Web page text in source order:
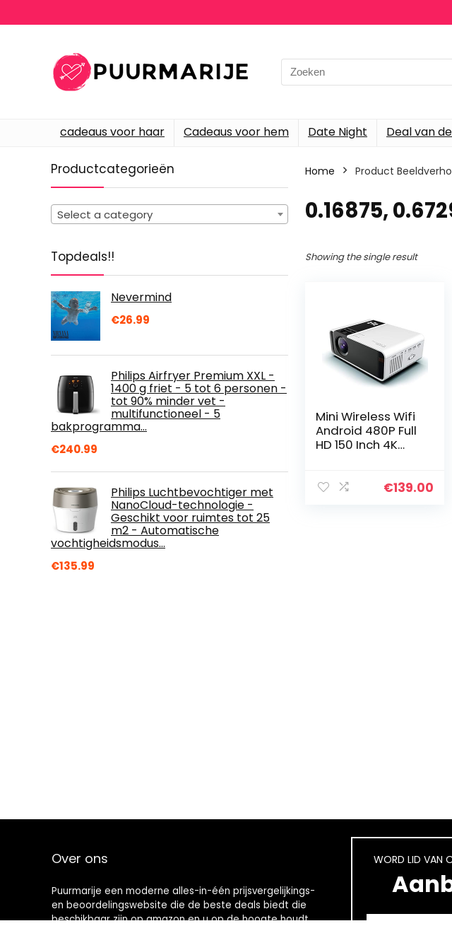
Search
for:
cadeaus voor haar Cadeaus voor hem Date Night Deal van
Productcategorieën
Select a category
Topdeals!!
Nevermind
€26.99
Philips Airfryer Premium XXL -
1400 g friet - 5 tot 6 personen -
tot 90% minder vet -
multifunctioneel - 5
bakprogramma…
€240.99
Philips Luchtbevochtiger met
NanoCloud-technologie -
Geschikt voor ruimtes tot 25
m2 - Automatische
vochtigheidsmodus…
€135.99
Home Product
‎0.16875,
Showing the single result
Mini Wireless Wifi
Android 480P Full
HD 150 Inch 4K
Projectiescherm
€139.00
Over ons
Puurmarije een moderne alles-in-één prijsvergelijkings-
en beoordelingswebsite die de beste deals biedt die
beschikbaar zijn op amazon en u op de hoogte houdt
WORD LID VAN